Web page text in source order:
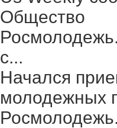
Общество
с...
Начался
молодежных